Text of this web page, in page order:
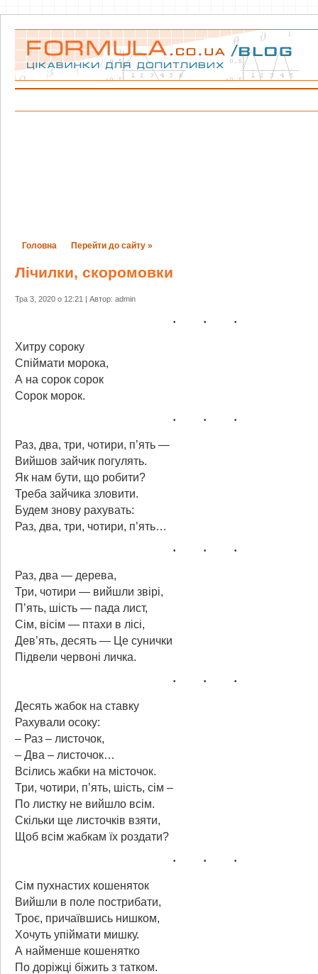
Головна Перейти до сайту »
Лічилки, скоромовки
Тра 3, 2020 о 12:21 | Автор: admin
Хитру сороку
Спіймати морока,
А на сорок сорок
Сорок морок.
Раз, два, три, чотири, п’ять —
Вийшов зайчик погулять.
Як нам бути, що робити?
Треба зайчика зловити.
Будем знову рахувать:
Раз, два, три, чотири, п’ять…
Раз, два — дерева,
Три, чотири — вийшли звірі,
П’ять, шість — пада лист,
Сім, вісім — птахи в лісі,
Дев’ять, десять — Це сунички
Підвели червоні личка.
Десять жабок на ставку
Рахували осоку:
– Раз – листочок,
– Два – листочок…
Всілись жабки на місточок.
Три, чотири, п’ять, шість, сім –
По листку не вийшло всім.
Скільки ще листочків взяти,
Щоб всім жабкам їх роздати?
Сім пухнастих кошеняток
Вийшли в поле пострибати,
Троє, причаївшись нишком,
Хочуть упіймати мишку.
А найменше кошенятко
По доріжці біжить з татком.